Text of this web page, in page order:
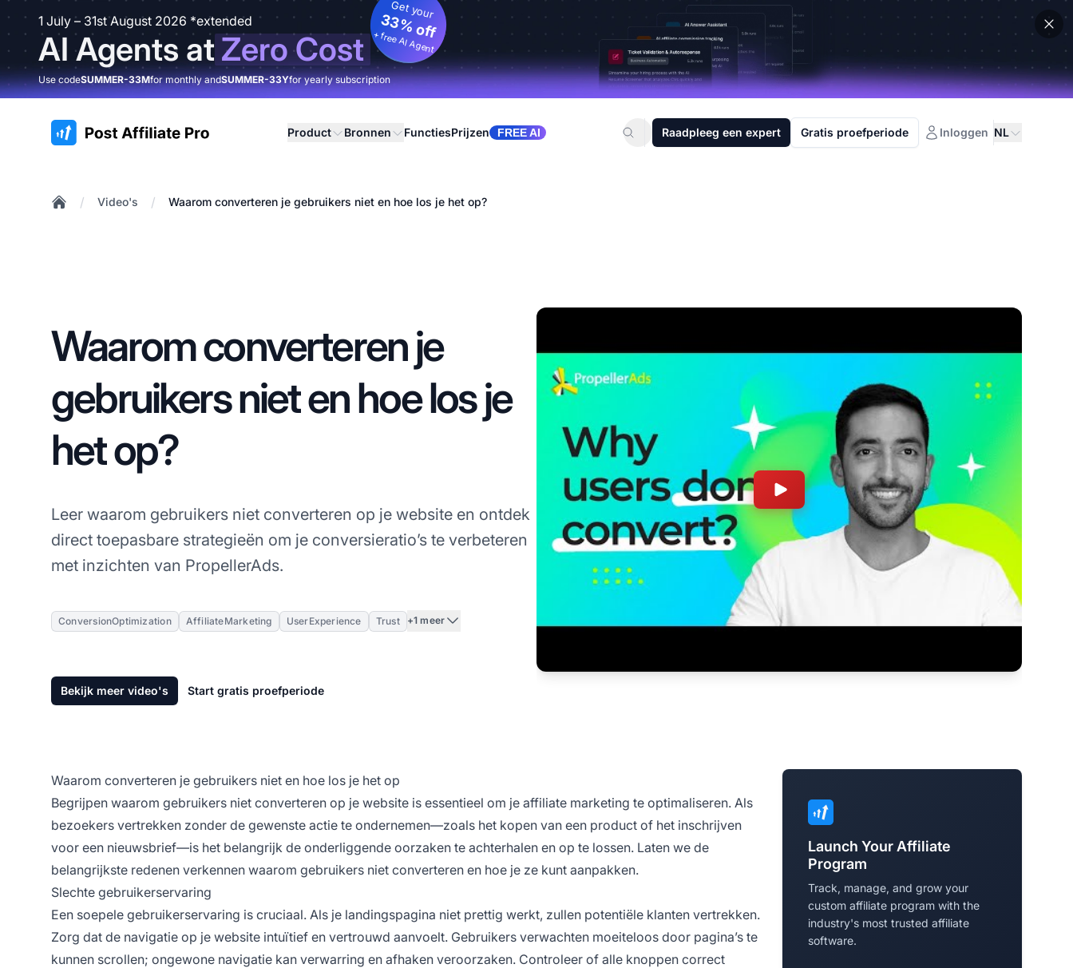
1 July – 31st August 2026 *extended
AI Agents atZero Cost
Get your
33% off
+ free AI Agent
Use codeSUMMER-33Mfor monthly andSUMMER-33Yfor yearly subscription
:site.title Product Bronnen FunctiesPrijzen FREE AI Raadpleeg een expert Gratis proefperiode Inloggen NL
/ Video's / Waarom converteren je gebruikers niet en hoe los je het op?
Waarom converteren je
gebruikers niet en hoe los je
het op?
Leer waarom gebruikers niet converteren op je website en ontdek
direct toepasbare strategieën om je conversieratio’s te verbeteren
met inzichten van PropellerAds.
ConversionOptimization AffiliateMarketing UserExperience Trust +1 meer
Bekijk meer video's Start gratis proefperiode
Waarom converteren je gebruikers niet en hoe los je het op
Begrijpen waarom gebruikers niet converteren op je website is essentieel om je affiliate marketing te optimaliseren. Als
bezoekers vertrekken zonder de gewenste actie te ondernemen—zoals het kopen van een product of het inschrijven
voor een nieuwsbrief—is het belangrijk de onderliggende oorzaken te achterhalen en op te lossen. Laten we de
belangrijkste redenen verkennen waarom gebruikers niet converteren en hoe je ze kunt aanpakken.
Slechte gebruikerservaring
Een soepele gebruikerservaring is cruciaal. Als je landingspagina niet prettig werkt, zullen potentiële klanten vertrekken.
Zorg dat de navigatie op je website intuïtief en vertrouwd aanvoelt. Gebruikers verwachten moeiteloos door pagina’s te
kunnen scrollen; ongewone navigatie kan verwarring en afhaken veroorzaken. Controleer of alle knoppen correct
Launch Your Affiliate
Program
Track, manage, and grow your
custom affiliate program with the
industry's most trusted affiliate
software.